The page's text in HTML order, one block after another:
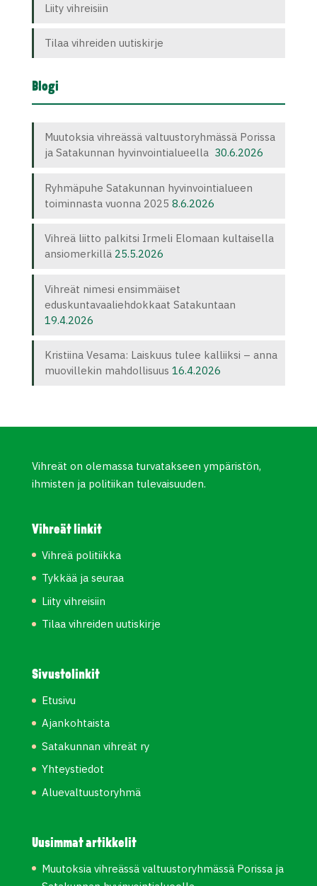
Liity vihreisiin
Tilaa vihreiden uutiskirje
Blogi
Muutoksia vihreässä valtuustoryhmässä Porissa
ja Satakunnan hyvinvointialueella 30.6.2026
Ryhmäpuhe Satakunnan hyvinvointialueen
toiminnasta vuonna 2025 8.6.2026
Vihreä liitto palkitsi Irmeli Elomaan kultaisella
ansiomerkillä 25.5.2026
Vihreät nimesi ensimmäiset
eduskuntavaaliehdokkaat Satakuntaan
19.4.2026
Kristiina Vesama: Laiskuus tulee kalliiksi – anna
muovillekin mahdollisuus 16.4.2026
Vihreät on olemassa turvatakseen ympäristön,
ihmisten ja politiikan tulevaisuuden.
Vihreät linkit
Vihreä politiikka
Tykkää ja seuraa
Liity vihreisiin
Tilaa vihreiden uutiskirje
Sivustolinkit
Etusivu
Ajankohtaista
Satakunnan vihreät ry
Yhteystiedot
Aluevaltuustoryhmä
Uusimmat artikkelit
Muutoksia vihreässä valtuustoryhmässä Porissa ja